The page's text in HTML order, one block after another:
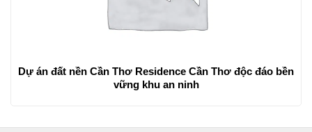
Dự án đất nền Cần Thơ Residence Cần Thơ độc đáo bền
vững khu an ninh